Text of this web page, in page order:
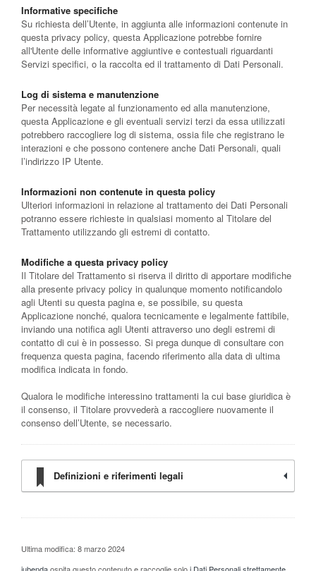
Informative specifiche
Su richiesta dell’Utente, in aggiunta alle informazioni contenute in
questa privacy policy, questa Applicazione potrebbe fornire
all'Utente delle informative aggiuntive e contestuali riguardanti
Servizi specifici, o la raccolta ed il trattamento di Dati Personali.
Log di sistema e manutenzione
Per necessità legate al funzionamento ed alla manutenzione,
questa Applicazione e gli eventuali servizi terzi da essa utilizzati
potrebbero raccogliere log di sistema, ossia file che registrano le
interazioni e che possono contenere anche Dati Personali, quali
l’indirizzo IP Utente.
Informazioni non contenute in questa policy
Ulteriori informazioni in relazione al trattamento dei Dati Personali
potranno essere richieste in qualsiasi momento al Titolare del
Trattamento utilizzando gli estremi di contatto.
Modifiche a questa privacy policy
Il Titolare del Trattamento si riserva il diritto di apportare modifiche
alla presente privacy policy in qualunque momento notificandolo
agli Utenti su questa pagina e, se possibile, su questa
Applicazione nonché, qualora tecnicamente e legalmente fattibile,
inviando una notifica agli Utenti attraverso uno degli estremi di
contatto di cui è in possesso. Si prega dunque di consultare con
frequenza questa pagina, facendo riferimento alla data di ultima
modifica indicata in fondo.
Qualora le modifiche interessino trattamenti la cui base giuridica è
il consenso, il Titolare provvederà a raccogliere nuovamente il
consenso dell’Utente, se necessario.
Definizioni e riferimenti legali
Ultima modifica: 8 marzo 2024